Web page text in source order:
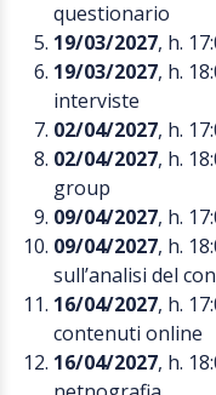
questionario
19/03/2027, h.
19/03/2027, h.
interviste
02/04/2027, h.
02/04/2027, h.
group
09/04/2027, h.
09/04/2027, h.
sull’analisi del
16/04/2027, h.
contenuti online
16/04/2027, h.